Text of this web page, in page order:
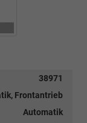
38971
Frontantrieb
Automatik